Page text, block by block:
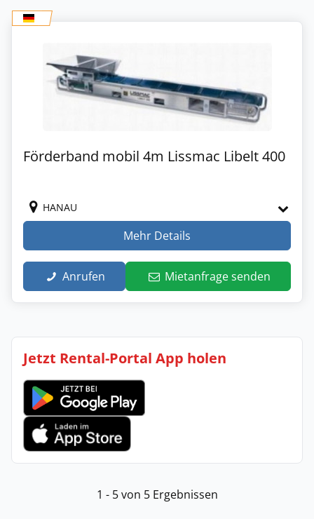
Förderband mobil 4m Lissmac Libelt 400
HANAU
Mehr Details
Anrufen Mietanfrage senden
Jetzt Rental-Portal App holen
1 - 5 von 5 Ergebnissen